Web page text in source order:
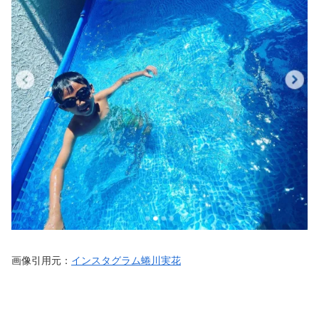
画像引用元： インスタグラム蜷川実花